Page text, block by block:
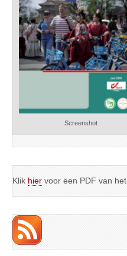
Screenshot
Klik hier voor een PDF van